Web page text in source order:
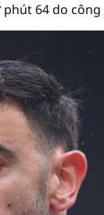
64 do công